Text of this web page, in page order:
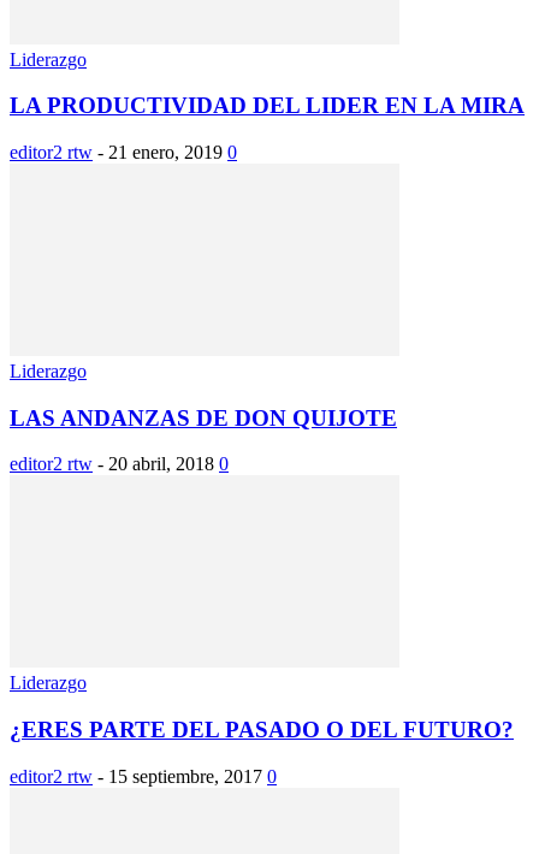
Liderazgo
LA PRODUCTIVIDAD DEL LIDER EN LA MIRA
editor2 rtw - 21 enero, 2019 0
Liderazgo
LAS ANDANZAS DE DON QUIJOTE
editor2 rtw - 20 abril, 2018 0
Liderazgo
¿ERES PARTE DEL PASADO O DEL FUTURO?
editor2 rtw - 15 septiembre, 2017 0